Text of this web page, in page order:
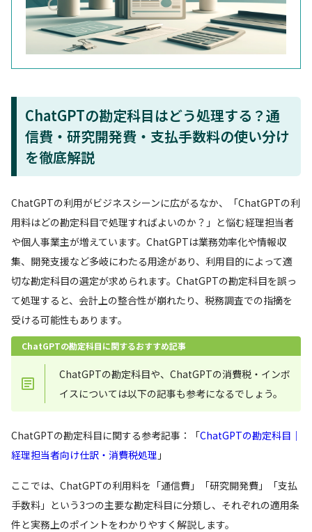
ChatGPTの勘定科目はどう処理する？通
信費・研究開発費・支払手数料の使い分け
を徹底解説
ChatGPTの利用がビジネスシーンに広がるなか、「ChatGPTの利
用料はどの勘定科目で処理すればよいのか？」と悩む経理担当者
や個人事業主が増えています。ChatGPTは業務効率化や情報収
集、開発支援など多岐にわたる用途があり、利用目的によって適
切な勘定科目の選定が求められます。ChatGPTの勘定科目を誤っ
て処理すると、会計上の整合性が崩れたり、税務調査での指摘を
受ける可能性もあります。
ChatGPTの勘定科目に関するおすすめ記事
ChatGPTの勘定科目や、ChatGPTの消費税・インボ
イスについては以下の記事も参考になるでしょう。
ChatGPTの勘定科目に関する参考記事：「ChatGPTの勘定科目｜
経理担当者向け仕訳・消費税処理 」
ここでは、ChatGPTの利用料を「通信費」「研究開発費」「支払
手数料」という3つの主要な勘定科目に分類し、それぞれの適用条
件と実務上のポイントをわかりやすく解説します。